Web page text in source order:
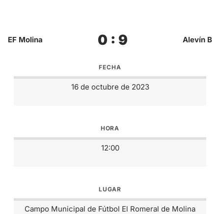
EF Molina 0 : 9 Alevín B
FECHA
16 de octubre de 2023
HORA
12:00
LUGAR
Campo Municipal de Fútbol El Romeral de Molina